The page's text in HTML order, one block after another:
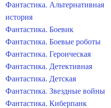
Фантастика. Альтернативная
история
Фантастика. Боевик
Фантастика. Боевые роботы
Фантастика. Героическая
Фантастика. Детективная
Фантастика. Детская
Фантастика. Звездные войны
Фантастика. Киберпанк